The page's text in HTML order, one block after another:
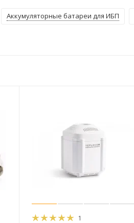
Аккумуляторные батареи для ИБП
1